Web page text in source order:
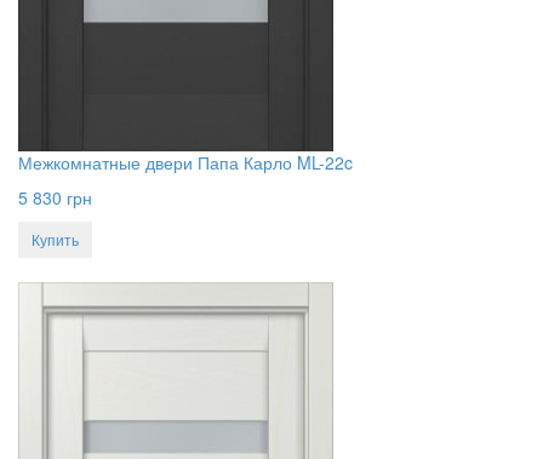
Межкомнатные двери Папа Карло ML-22c
5 830 грн
Купить